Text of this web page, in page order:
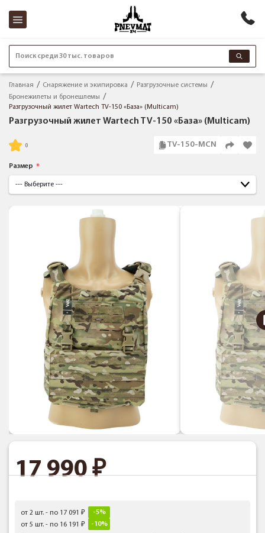
Поиск среди 30 тыс. товаров
Главная Снаряжение и экипировка
Разгрузочные системы
Бронежилеты и бронешлемы
Разгрузочный жилет Wartech TV-150 «База» (Multicam)
Разгрузочный жилет Wartech TV-150 «База» (Multicam)
TV-150-MCN
Размер
17 990
от 2 шт. - по 17 091
-5%
от 5 шт. - по 16 191
-10%